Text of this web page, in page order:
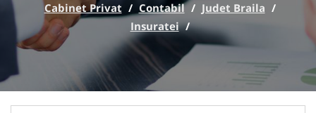
Cabinet Privat / Contabil / Judet Braila /
Insuratei /